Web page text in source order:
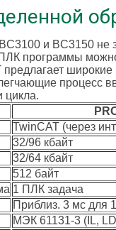
и BC3150 не
программы
процесс
цикла.
TwinCAT (через
32/96 кбайт
32/64 кбайт
512 байт
1 ПЛК задача
Приблиз. 3 мс для
МЭК 61131-3 (IL,